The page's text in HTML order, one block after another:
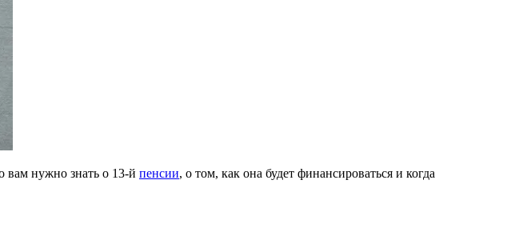
вам нужно знать о 13-й пенсии, о том, как она будет финансироваться и когда